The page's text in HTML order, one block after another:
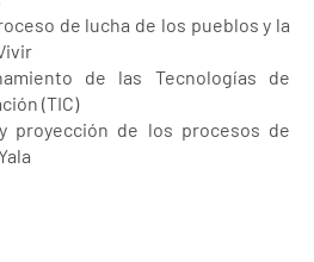
de lucha de los pueblos y la
de las Tecnologías de
(TIC)
proyección de los procesos de